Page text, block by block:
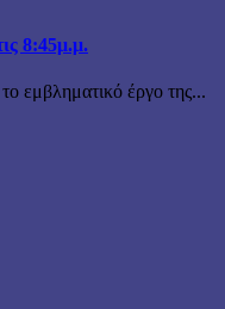
8:45μ.μ.
εμβληματικό έργο της...